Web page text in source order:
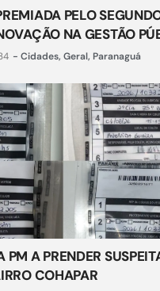
PELO
NA GESTÃO
- Cidades, Geral, Paranaguá
A PRENDER
COHAPAR